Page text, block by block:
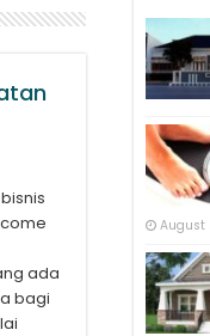
ada
bagi
August